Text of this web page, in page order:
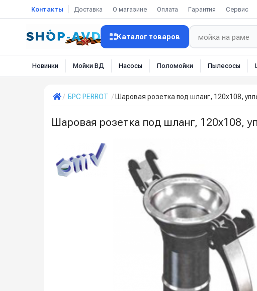
Контакты Доставка О магазине Оплата Гарантия Сервис
Каталог товаров
Новинки Мойки ВД Насосы Поломойки Пылесосы
БРС PERROT Шаровая розетка под шланг, 120х108,
Шаровая розетка под шланг, 120х108,